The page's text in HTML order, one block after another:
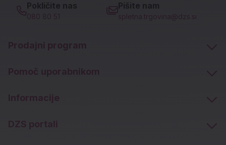
Pokličite nas
080 80 51
Pišite nam
spletna.trgovina@dzs.si
Prodajni program
Pomoč uporabnikom
Informacije
DZS portali